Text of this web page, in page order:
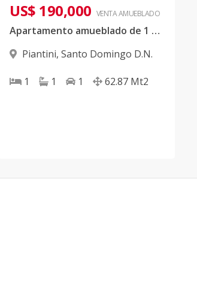
US$ 190,000 VENTA AMUEBLADO
Apartamento amueblado de 1 habitacion en Piantini
Piantini, Santo Domingo D.N.
1 1 1 62.87 Mt2